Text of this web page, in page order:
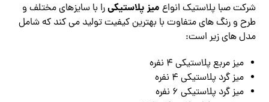
شرکت صبا پلاستیک انواع میز پلاستیکیرا با سایزهای مختلف و
طرح و رنگ های متفاوت با بهترین کیفیت تولید می کند که شامل
مدل های زیر است:
میز مربع پلاستیکی ۴ نفره
میز گرد پلاستیکی ۴ نفره
میز گرد پلاستیکی ۶ نفره